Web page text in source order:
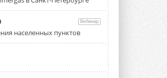
испытал модульный
плотностью 54 кВт на
прошли на собственной
площадке и были ...
2026
DVM на R32
Вебинар
населенных пунктов